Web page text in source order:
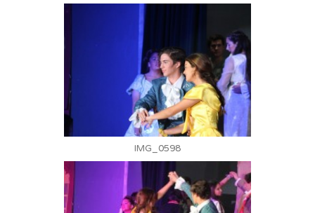
IMG_0598